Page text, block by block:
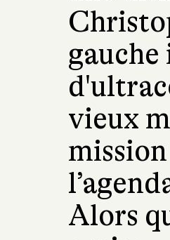
vieux
Alors